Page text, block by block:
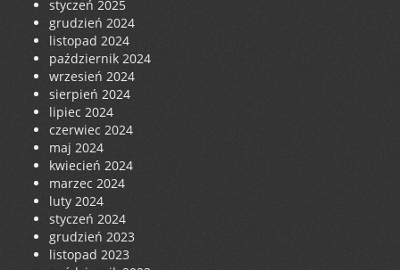
styczeń 2025
grudzień 2024
listopad 2024
październik 2024
wrzesień 2024
sierpień 2024
lipiec 2024
czerwiec 2024
maj 2024
kwiecień 2024
marzec 2024
luty 2024
styczeń 2024
grudzień 2023
listopad 2023